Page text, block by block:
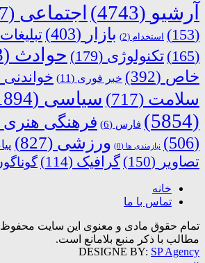
آرشیو (4743) اجتماعی (2727)
(153)
استخدام (2) بازار (403) تبلیغات
(165)
تکنولوژی (179) حوادث (2343)
خاص (392) خبر فوری (11) خواندنی
سلامت (717) سیاسی (1894)
(5854)
فارس (6) فرهنگی هنری
(506)
نیازمندی ها (0) ورزشی (827)
تصاویر (150) گرافیک (114)
خانه
تماس با ما
تمام حقوق مادی و معنوی این سایت محفوظ
مطالب با ذکر منبع بلامانع است.
DESIGNE BY: SP Agency